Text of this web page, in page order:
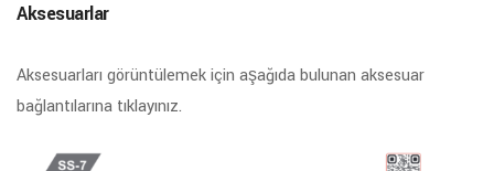
Aksesuarlar
Aksesuarları görüntülemek için aşağıda bulunan aksesuar
bağlantılarına tıklayınız.